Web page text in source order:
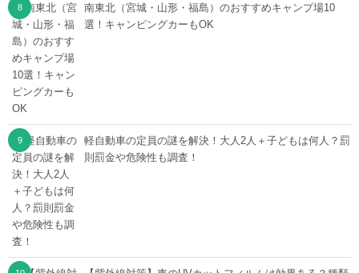
南東北（宮城・山形・福島）のおすすめキャンプ場10
選！キャンピングカーもOK
軽自動車の定員の謎を解決！大人2人＋子どもは何人？罰
則罰金や危険性も調査！